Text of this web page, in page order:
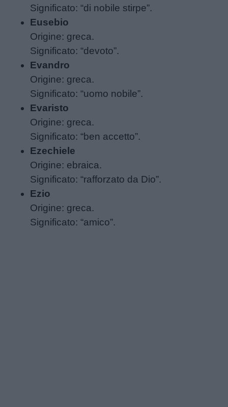
Chi
siamo
Contatti
Privacy
policy
Significato: “di nobile stirpe”.
Eusebio
Origine: greca.
Significato: “devoto”.
Evandro
Origine: greca.
Significato: “uomo nobile”.
Evaristo
Origine: greca.
Significato: “ben accetto”.
Ezechiele
Origine: ebraica.
Significato: “rafforzato da Dio”.
Ezio
Origine: greca.
Significato: “amico”.